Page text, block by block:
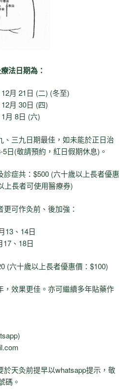
法日期為：
月 21日 (二) (冬至)
月 30日 (四)
月 8日 (六)
、三九日期最佳，如未能於正日治
日(敬請預約，紅日假期休息)。
診症共：$500 (六十歲以上長者優惠
上長者可使用醫療券)
可作灸前、後加強：
13、14日
17、18日
(六十歲以上長者優惠價：$100)
，效果更佳。亦可繼續多年貼藥作
於天灸前提早以whatsapp提示，敬
碼。